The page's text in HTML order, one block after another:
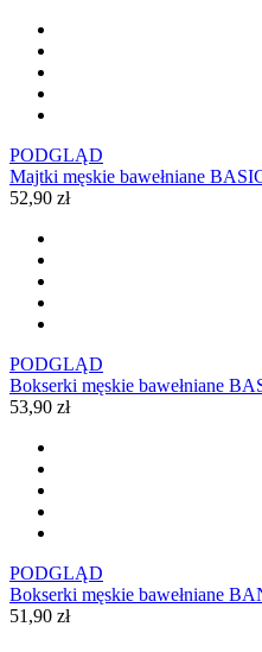
PODGLĄD
Majtki męskie bawełniane
52,90 zł
PODGLĄD
Bokserki męskie bawełniane
53,90 zł
PODGLĄD
Bokserki męskie bawełniane
51,90 zł